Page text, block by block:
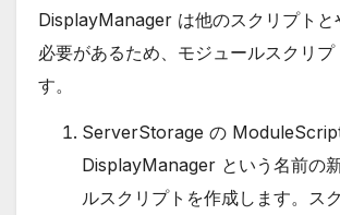
DisplayManager は他のスクリプトと
必要があるため、モジュールスクリプ
す。
ServerStorage の
DisplayManager という名前の
ルスクリプトを作成します。ス